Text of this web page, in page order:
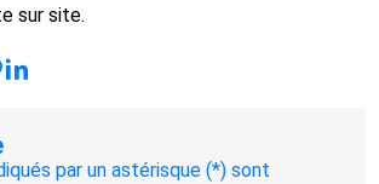
sur site.
par un astérisque (*) sont